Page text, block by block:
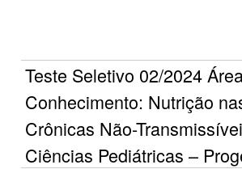
Teste Seletivo 02/2024
Conhecimento: Nutrição
Crônicas Não-
Ciências Pediátricas –